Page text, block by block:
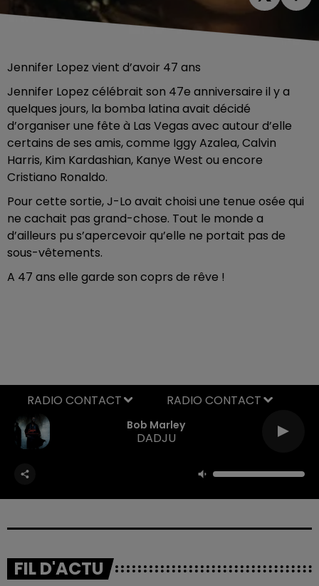
Jennifer Lopez vient d’avoir 47 ans
Jennifer Lopez célébrait son 47e anniversaire il y a
quelques jours, la bomba latina avait décidé
d’organiser une fête à Las Vegas avec autour d’elle
certains de ses amis, comme Iggy Azalea, Calvin
Harris, Kim Kardashian, Kanye West ou encore
Cristiano Ronaldo.
Pour cette sortie, J-Lo avait choisi une tenue osée qui
ne cachait pas grand-chose. Tout le monde a
d’ailleurs pu s’apercevoir qu’elle ne portait pas de
sous-vêtements.
A 47 ans elle garde son coprs de rêve !
Bob Marley
DADJU
RADIO CONTACT
FIL D'ACTU